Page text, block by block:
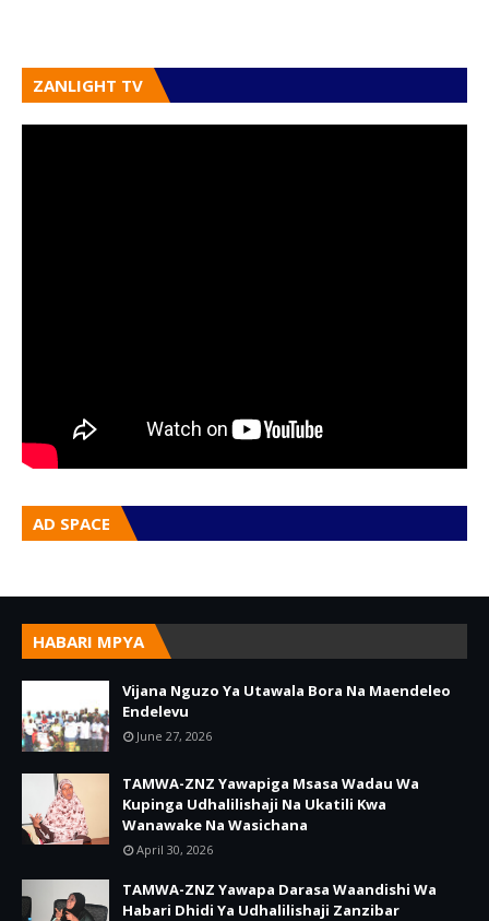
ZANLIGHT TV
AD SPACE
HABARI MPYA
Vijana Nguzo Ya Utawala Bora Na Maendeleo
Endelevu
June 27, 2026
TAMWA-ZNZ Yawapiga Msasa Wadau Wa
Kupinga Udhalilishaji Na Ukatili Kwa
Wanawake Na Wasichana
April 30, 2026
TAMWA-ZNZ Yawapa Darasa Waandishi Wa
Habari Dhidi Ya Udhalilishaji Zanzibar